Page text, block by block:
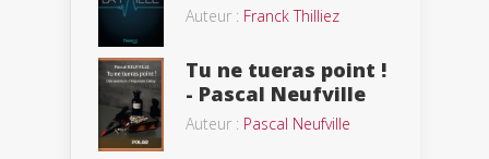
Auteur : Franck Thilliez
Tu ne tueras point !
- Pascal Neufville
Auteur : Pascal Neufville